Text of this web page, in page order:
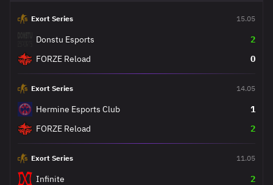
Exort Series 15.05
Donstu Esports
2
FORZE Reload
0
Exort Series 14.05
Hermine Esports Club
1
FORZE Reload
2
Exort Series 11.05
Infinite
2